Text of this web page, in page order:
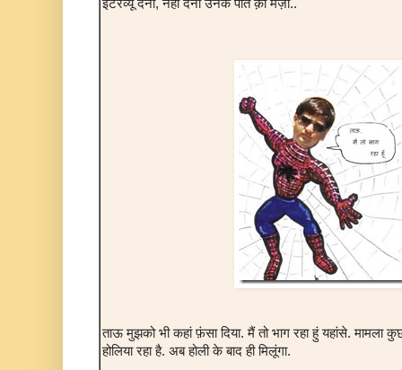
इंटरव्यू देना, नही देना उनके पति क़ी मर्ज़ी..
ताऊ मुझको भी कहां फ़ंसा दिया. मैं तो भाग रहा हुं यहांसे. मामला कुछ
होलिया रहा है. अब होली के बाद ही मिलूंगा.